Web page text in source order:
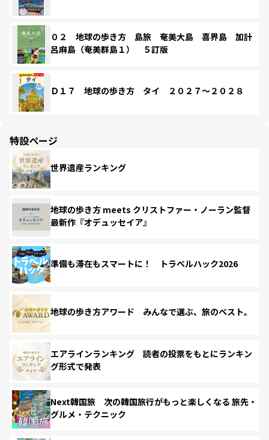
０２ 地球の歩き方 島旅 奄美大島 喜界島 加計
呂麻島（奄美群島１） ５訂版
Ｄ１７ 地球の歩き方 タイ ２０２７～２０２８
特設ページ
世界遺産ランキング
地球の歩き方 meets クリストファー・ノーラン監督
最新作『オデュッセイア』
準備も滞在もスマートに！ トラベルハック2026
地球の歩き方アワード みんなで選ぶ、旅のベスト。
エアラインランキング 読者の投票をもとにランキン
グ形式で発表
Next韓国旅 次の韓国旅行がもっと楽しくなる 旅先・
グルメ・テクニック